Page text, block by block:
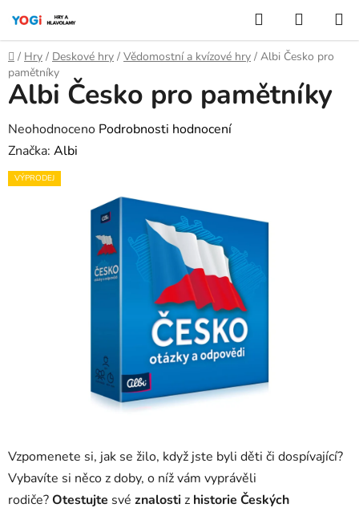
obsah
Hledat
KOŠÍK
Domů
/ Hry / Deskové hry / Vědomostní a kvízové hry / Albi Česko pro
pamětníky
Vzpomenete si, jak se žilo, když jste byli děti či dospívající?
Vybavíte si něco z doby, o níž vám vyprávěli
rodiče?Otestujte své znalostiz historie Českých
Albi Česko pro pamětníky
Průměrné
hodnocení
produktu
Neohodnoceno Podrobnosti hodnocení
Značka: Albi
VÝPRODEJ